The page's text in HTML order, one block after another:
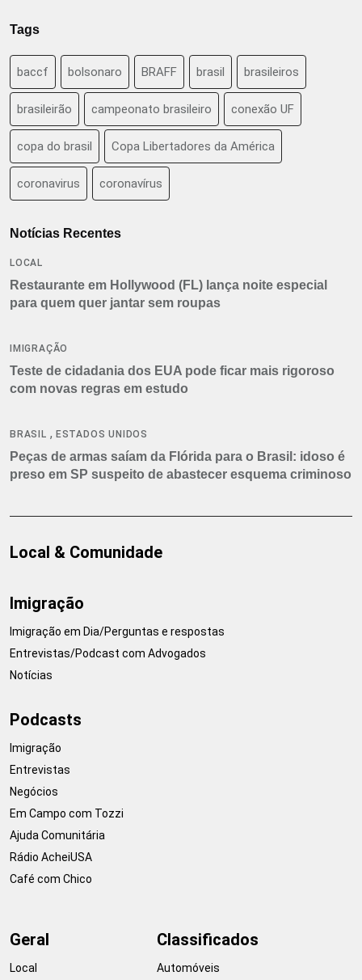
Tags
baccf bolsonaro BRAFF brasil brasileiros
brasileirão campeonato brasileiro conexão UF
copa do brasil Copa Libertadores da América
coronavirus coronavírus
Notícias Recentes
LOCAL
Restaurante em Hollywood (FL) lança noite especial
para quem quer jantar sem roupas
IMIGRAÇÃO
Teste de cidadania dos EUA pode ficar mais rigoroso
com novas regras em estudo
BRASIL , ESTADOS UNIDOS
Peças de armas saíam da Flórida para o Brasil: idoso é
preso em SP suspeito de abastecer esquema criminoso
Local & Comunidade
Imigração
Imigração em Dia/Perguntas e respostas
Entrevistas/Podcast com Advogados
Notícias
Podcasts
Imigração
Entrevistas
Negócios
Em Campo com Tozzi
Ajuda Comunitária
Rádio AcheiUSA
Café com Chico
Geral
Local
Classificados
Automóveis